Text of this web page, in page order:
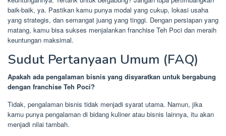
baik-baik, ya. Pastikan kamu punya modal yang cukup, lokasi usaha
yang strategis, dan semangat juang yang tinggi. Dengan persiapan yang
matang, kamu bisa sukses menjalankan franchise Teh Poci dan meraih
keuntungan maksimal.
Sudut Pertanyaan Umum (FAQ)
Apakah ada pengalaman bisnis yang disyaratkan untuk bergabung
dengan franchise Teh Poci?
Tidak, pengalaman bisnis tidak menjadi syarat utama. Namun, jika
kamu punya pengalaman di bidang kuliner atau bisnis lainnya, itu akan
menjadi nilai tambah.